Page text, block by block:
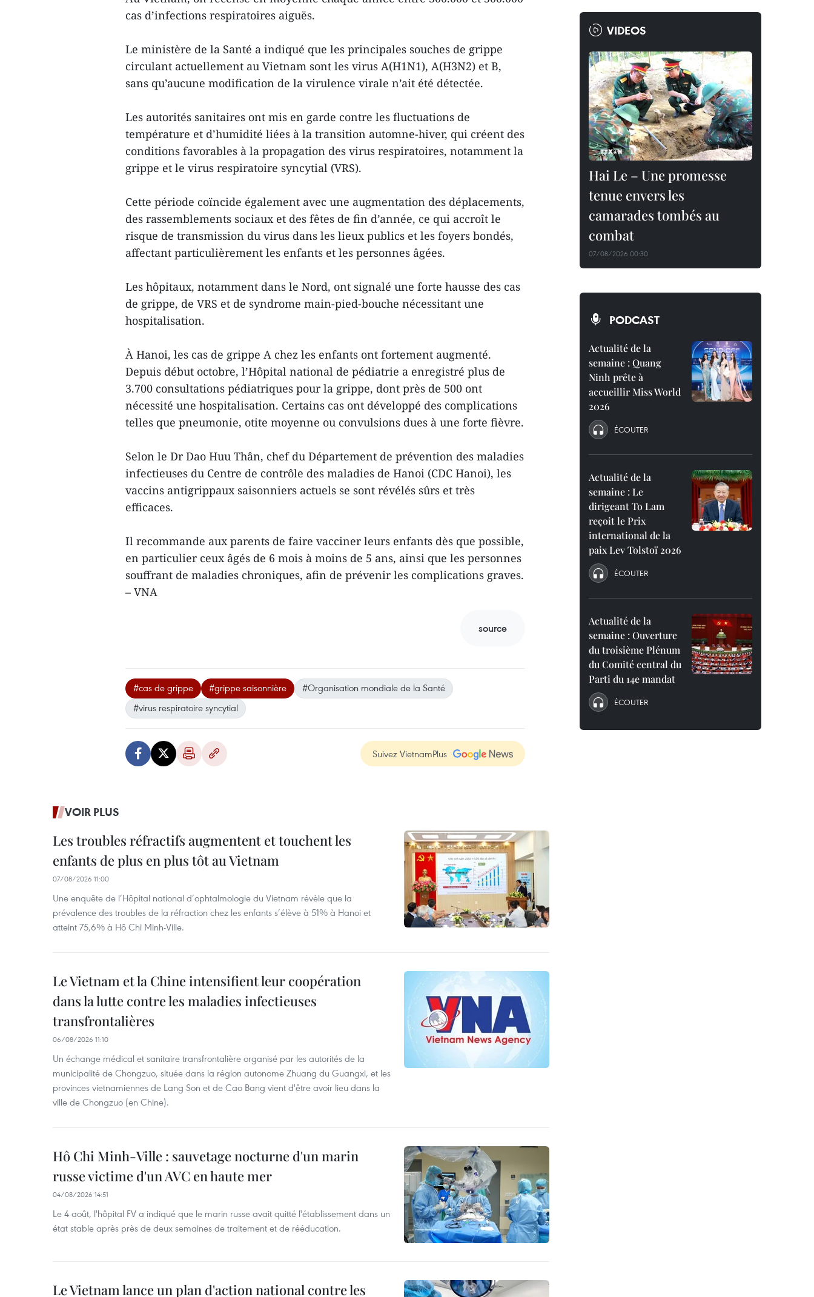
cas d’infections respiratoires aiguës.
Le ministère de la Santé a indiqué que les principales souches de grippe
circulant actuellement au Vietnam sont les virus A(H1N1), A(H3N2) et B,
sans qu’aucune modification de la virulence virale n’ait été détectée.
Les autorités sanitaires ont mis en garde contre les fluctuations de
température et d’humidité liées à la transition automne-hiver, qui créent des
conditions favorables à la propagation des virus respiratoires, notamment la
grippe et le virus respiratoire syncytial (VRS).
Cette période coïncide également avec une augmentation des déplacements,
des rassemblements sociaux et des fêtes de fin d’année, ce qui accroît le
risque de transmission du virus dans les lieux publics et les foyers bondés,
affectant particulièrement les enfants et les personnes âgées.
Les hôpitaux, notamment dans le Nord, ont signalé une forte hausse des cas
de grippe, de VRS et de syndrome main-pied-bouche nécessitant une
hospitalisation.
À Hanoi, les cas de grippe A chez les enfants ont fortement augmenté.
Depuis début octobre, l’Hôpital national de pédiatrie a enregistré plus de
3.700 consultations pédiatriques pour la grippe, dont près de 500 ont
nécessité une hospitalisation. Certains cas ont développé des complications
telles que pneumonie, otite moyenne ou convulsions dues à une forte fièvre.
Selon le Dr Dao Huu Thân, chef du Département de prévention des maladies
infectieuses du Centre de contrôle des maladies de Hanoi (CDC Hanoi), les
vaccins antigrippaux saisonniers actuels se sont révélés sûrs et très
efficaces.
Il recommande aux parents de faire vacciner leurs enfants dès que possible,
en particulier ceux âgés de 6 mois à moins de 5 ans, ainsi que les personnes
souffrant de maladies chroniques, afin de prévenir les complications graves.
– VNA
source
#cas de grippe #grippe saisonnière
#Organisation mondiale de la Santé
#virus respiratoire syncytial
Suivez VietnamPlus
VOIR PLUS
Les troubles réfractifs augmentent et touchent les
enfants de plus en plus tôt au Vietnam
07/08/2026 11:00
Une enquête de l’Hôpital national d’ophtalmologie du Vietnam révèle que la
prévalence des troubles de la réfraction chez les enfants s’élève à 51% à Hanoi et
atteint 75,6% à Hô Chi Minh-Ville.
Le Vietnam et la Chine intensifient leur coopération
dans la lutte contre les maladies infectieuses
transfrontalières
06/08/2026 11:10
Un échange médical et sanitaire transfrontalière organisé par les autorités de la
municipalité de Chongzuo, située dans la région autonome Zhuang du Guangxi, et les
provinces vietnamiennes de Lang Son et de Cao Bang vient d'être avoir lieu dans la
ville de Chongzuo (en Chine).
Hô Chi Minh-Ville : sauvetage nocturne d'un marin
russe victime d'un AVC en haute mer
04/08/2026 14:51
Le 4 août, l'hôpital FV a indiqué que le marin russe avait quitté l'établissement dans un
état stable après près de deux semaines de traitement et de rééducation.
Le Vietnam lance un plan d'action national contre les
VIDEOS
Hai Le – Une promesse
tenue envers les
camarades tombés au
combat
07/08/2026 00:30
PODCAST
Actualité de la
semaine : Quang
Ninh prête à
accueillir Miss World
2026
ÉCOUTER
Actualité de la
semaine : Le
dirigeant To Lam
reçoit le Prix
international de la
paix Lev Tolstoï 2026
ÉCOUTER
Actualité de la
semaine : Ouverture
du troisième Plénum
du Comité central du
Parti du 14e mandat
ÉCOUTER